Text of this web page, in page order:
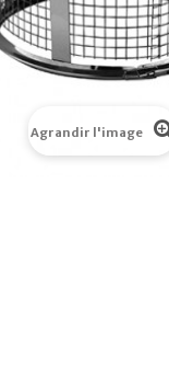
Agrandir l'image